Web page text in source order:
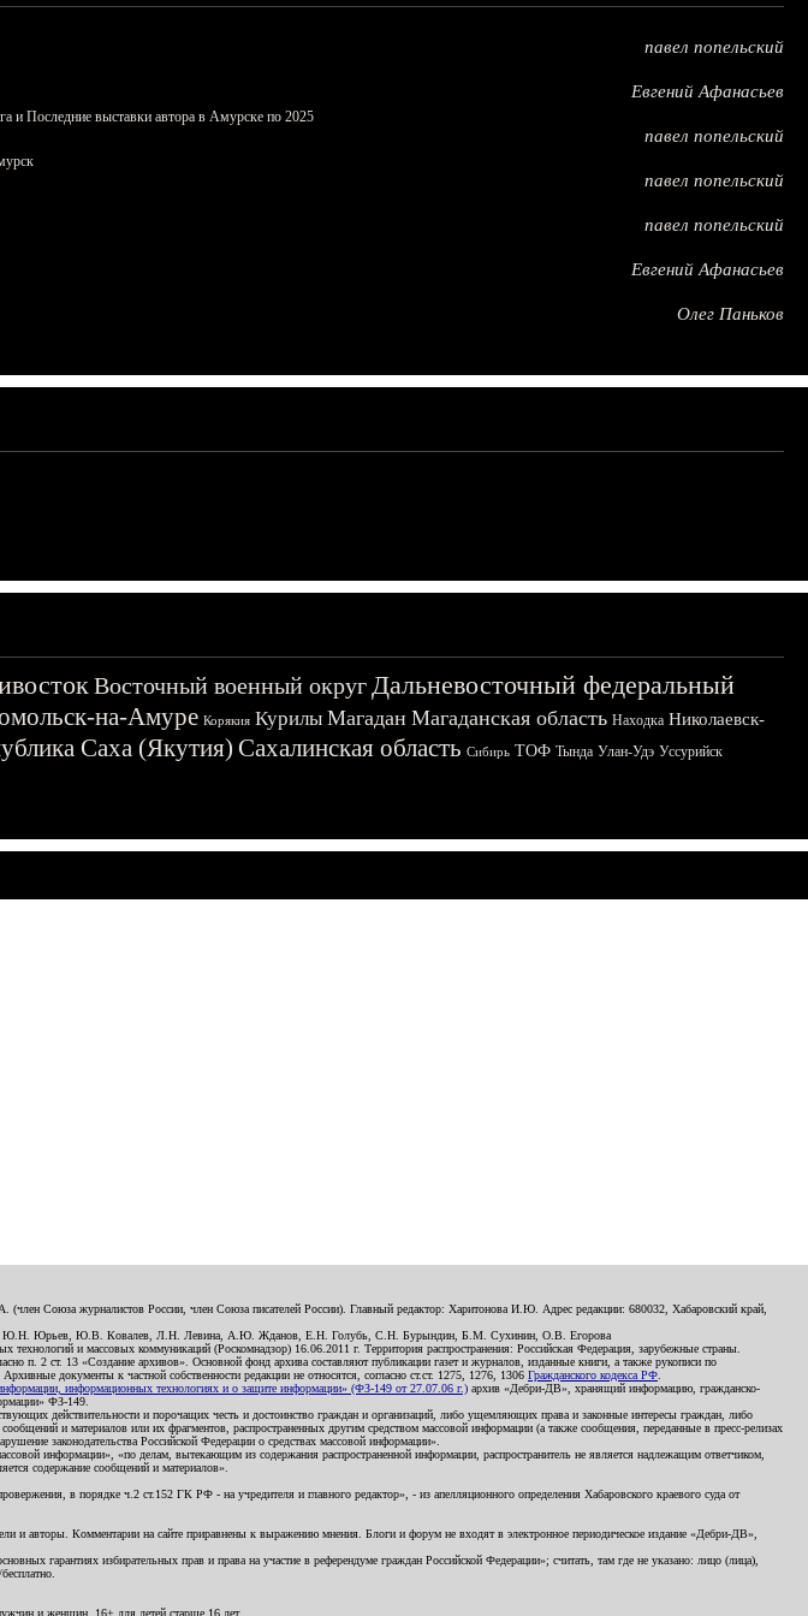
павел попельский
Евгений Афанасьев
и Последние выставки автора в Амурске по 2025
павел попельский
павел попельский
павел попельский
Евгений Афанасьев
Олег Паньков
Восточный военный округДальневосточный федеральный
на-Амуре Корякия Курилы Магадан Магаданская область Находка Николаевск-
Саха (Якутия) Сахалинская область Сибирь ТОФ Тында Улан-Удэ Уссурийск
Союза журналистов России, член Союза писателей России). Главный редактор: Харитонова И.Ю. Адрес редакции: 680032, Хабаровский край,
Ю.Н. Юрьев, Ю.В. Ковалев, Л.Н. Левина, А.Ю. Жданов, Е.Н. Голубь, С.Н. Бурындин, Б.М. Сухинин, О.В. Егорова
и массовых коммуникаций (Роскомнадзор) 16.06.2011 г. Территория распространения: Российская Федерация, зарубежные страны.
п. 2 ст. 13 «Создание архивов». Основной фонд архива составляют публикации газет и журналов, изданные книги, а также рукописи по
документы к частной собственности редакции не относятся, согласно ст.ст. 1275, 1276, 1306 Гражданского кодекса РФ
информационных технологиях и о защите информации» (ФЗ-149 от 27.07.06 г.) архив «Дебри-ДВ», хранящий информацию, гражданско-
ФЗ-149.
действительности и порочащих честь и достоинство граждан и организаций, либо ущемляющих права и законные интересы граждан, либо
и материалов или их фрагментов, распространенных другим средством массовой информации (а также сообщения, переданные в пресс-релизах
законодательства Российской Федерации о средствах массовой информации».
информации», «по делам, вытекающим из содержания распространенной информации, распространитель не является надлежащим ответчиком,
содержание сообщений и материалов».
в порядке ч.2 ст.152 ГК РФ - на учредителя и главного редактор», - из апелляционного определения Хабаровского краевого суда от
и авторы. Комментарии на сайте приравнены к выражению мнения. Блоги и форум не входят в электронное периодическое издание «Дебри-ДВ»,
гарантиях избирательных прав и права на участие в референдуме граждан Российской Федерации»; считать, там где не указано: лицо (лица),
и женщин. 16+ для детей старше 16 лет.